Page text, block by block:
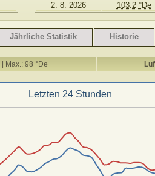
2. 8. 2026
103.2 °De
Jährliche Statistik Historie
Max.: 98 °De
Letzten 24 Stunden